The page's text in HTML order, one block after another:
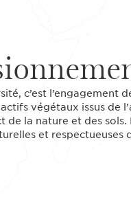
c’est l’engagement
végétaux issus de
de la nature et des
et respectueuses